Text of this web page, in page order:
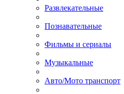
Развлекательные
Познавательные
Фильмы и сериалы
Музыкальные
Авто/Мото транспорт